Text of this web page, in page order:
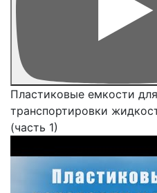
Пластиковые емкости
транспортировки
(часть 1)